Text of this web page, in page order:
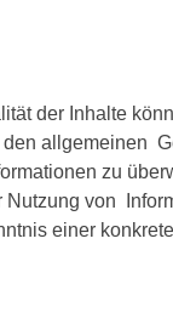
der Inhalte
allgemeinen
zu
von
einer